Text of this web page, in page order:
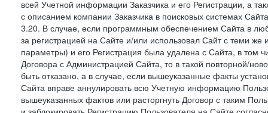
всей Учетной информации Заказчика и его Регистрации, а
с описанием компании Заказчика в поисковых системах
3.20. В случае, если программным обеспечением Сайта в
за регистрацией на Сайте и/или использовал Сайт с теми
параметры) и его Регистрация была удалена с Сайта, в том
Договора с Администрацией Сайта, то в такой повторной/
быть отказано, а в случае, если вышеуказанные факты
Сайта вправе аннулировать всю Учетную информацию
вышеуказанных фактов или расторгнуть Договор с таким